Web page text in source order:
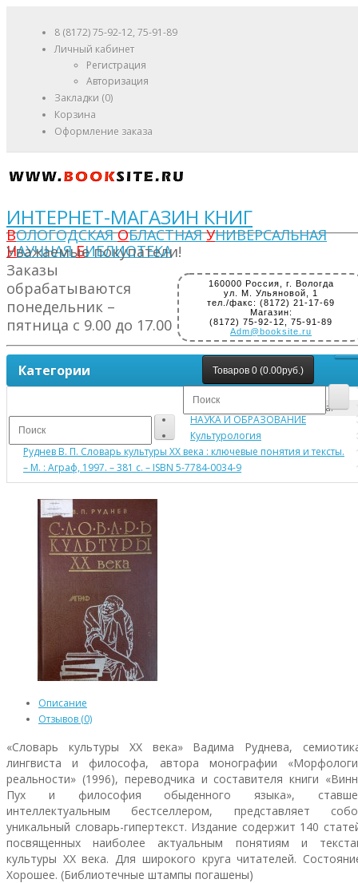
8 (8172) 75-92-12, 75-91-89
Личный кабинет
Регистрация
Авторизация
Закладки (0)
Корзина
Оформление заказа
ИНТЕРНЕТ-МАГАЗИН КНИГ
ВОЛОГОДСКАЯОБЛАСТНАЯУНИВЕРСАЛЬНАЯ
НАУЧНАЯБИБЛИОТЕКА
160000 Россия, г. Вологда
ул. М. Ульяновой, 1
тел./факс: (8172) 21-17-69
Магазин:
(8172) 75-92-12, 75-91-89
Adm@booksite.ru
Уважаемые покупатели!
Заказы
обрабатываются
понедельник –
пятница с 9.00 до 17.00
Категории Товаров 0 (0.00руб.)
Ваша корзина пуста!
НАУКА И ОБРАЗОВАНИЕ
Культурология
Руднев В. П. Словарь культуры XX века : ключевые понятия и тексты.
– М. : Аграф, 1997. – 381 с. – ISBN 5-7784-0034-9
Описание
Отзывов (0)
«Словарь культуры XX века» Вадима Руднева,
лингвиста и философа, автора монографии
реальности» (1996), переводчика и составителя книги
Пух и философия обыденного языка»,
интеллектуальным бестселлером, представляет
уникальный словарь-гипертекст. Издание содержит 140
посвященных наиболее актуальным понятиям и
культуры XX века. Для широкого круга читателей.
Хорошее. (Библиотечные штампы погашены)